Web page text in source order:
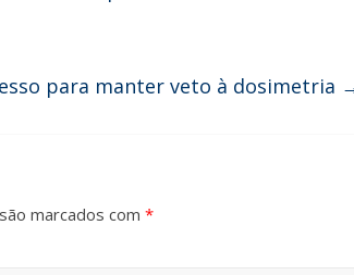
para manter veto à dosimetria
marcados com *